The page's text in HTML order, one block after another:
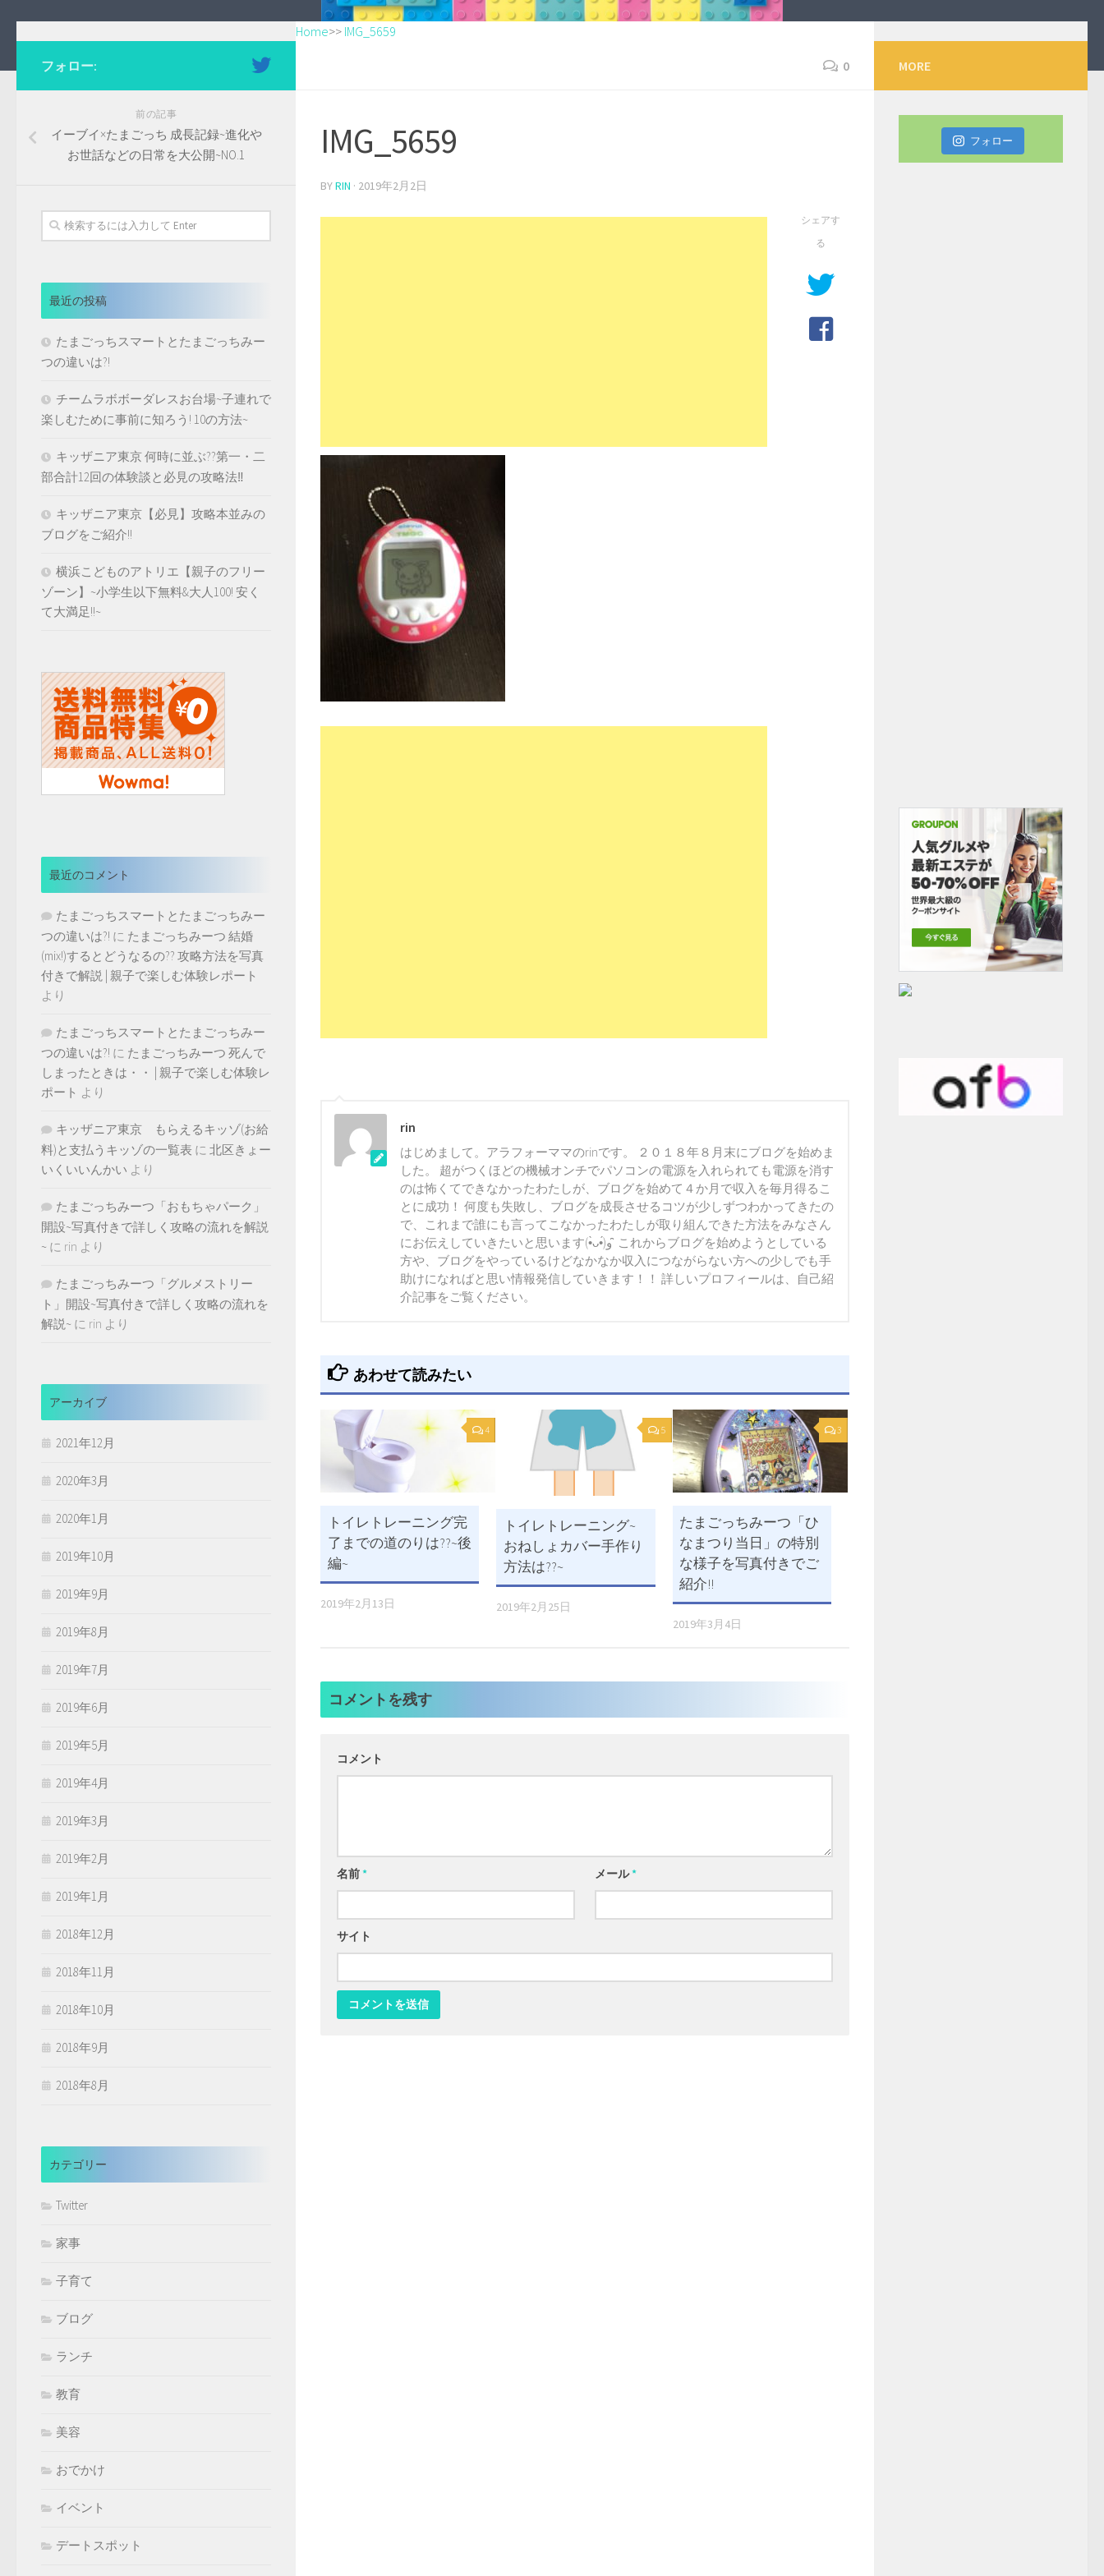
Home>> IMG_5659
0
IMG_5659
BYRIN · 2019年2月2日
シェアす
る
rin
はじめまして。アラフォーママのrinです。 ２０１８年８月末にブログを始めま
した。 超がつくほどの機械オンチでパソコンの電源を入れられても電源を消す
のは怖くてできなかったわたしが、ブログを始めて４か月で収入を毎月得るこ
とに成功！ 何度も失敗し、ブログを成長させるコツが少しずつわかってきたの
で、これまで誰にも言ってこなかったわたしが取り組んできた方法をみなさん
にお伝えしていきたいと思います(•̀ᴗ•́)و ̑̑ これからブログを始めようとしている
方や、ブログをやっているけどなかなか収入につながらない方への少しでも手
助けになればと思い情報発信していきます！！ 詳しいプロフィールは、自己紹
介記事をご覧ください。
あわせて読みたい
4
トイレトレーニング完
了までの道のりは??~後
編~
2019年2月13日
5
トイレトレーニング~
おねしょカバー手作り
方法は??~
2019年2月25日
3
たまごっちみーつ「ひ
なまつり当日」の特別
な様子を写真付きでご
紹介!!
2019年3月4日
コメントを残す
コメント
名前* メール*
サイト
フォロー:
前の記事
イーブイ×たまごっち 成長記録~進化や
お世話などの日常を大公開~NO.1
最近の投稿
たまごっちスマートとたまごっちみー
つの違いは?!
チームラボボーダレスお台場~子連れで
楽しむために事前に知ろう! 10の方法~
キッザニア東京 何時に並ぶ??第一・二
部合計12回の体験談と必見の攻略法‼️
キッザニア東京【必見】攻略本並みの
ブログをご紹介!!
横浜こどものアトリエ【親子のフリー
ゾーン】~小学生以下無料&大人100! 安く
て大満足!!~
最近のコメント
たまごっちスマートとたまごっちみー
つの違いは?! に たまごっちみーつ 結婚
(mix!)するとどうなるの?? 攻略方法を写真
付きで解説 | 親子で楽しむ体験レポート
より
たまごっちスマートとたまごっちみー
つの違いは?! に たまごっちみーつ 死んで
しまったときは・・ | 親子で楽しむ体験レ
ポート より
キッザニア東京 もらえるキッゾ(お給
料)と支払うキッゾの一覧表 に 北区きょー
いくいいんかい より
たまごっちみーつ「おもちゃパーク」
開設~写真付きで詳しく攻略の流れを解説
~ に rin より
たまごっちみーつ「グルメストリー
ト」開設~写真付きで詳しく攻略の流れを
解説~ に rin より
アーカイブ
2021年12月
2020年3月
2020年1月
2019年10月
2019年9月
2019年8月
2019年7月
2019年6月
2019年5月
2019年4月
2019年3月
2019年2月
2019年1月
2018年12月
2018年11月
2018年10月
2018年9月
2018年8月
カテゴリー
Twitter
家事
子育て
ブログ
ランチ
教育
美容
おでかけ
イベント
デートスポット
MORE
フォロー